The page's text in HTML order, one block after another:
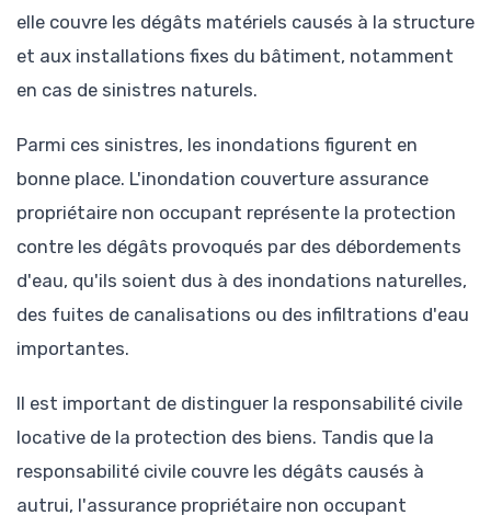
elle couvre les dégâts matériels causés à la structure
et aux installations fixes du bâtiment, notamment
en cas de sinistres naturels.
Parmi ces sinistres, les inondations figurent en
bonne place. L'inondation couverture assurance
propriétaire non occupant représente la protection
contre les dégâts provoqués par des débordements
d'eau, qu'ils soient dus à des inondations naturelles,
des fuites de canalisations ou des infiltrations d'eau
importantes.
Il est important de distinguer la responsabilité civile
locative de la protection des biens. Tandis que la
responsabilité civile couvre les dégâts causés à
autrui, l'assurance propriétaire non occupant